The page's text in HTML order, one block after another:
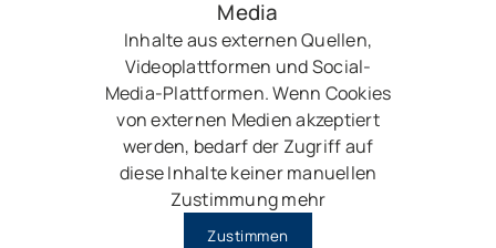
Media
Inhalte aus externen Quellen,
Videoplattformen und Social-
Media-Plattformen. Wenn Cookies
von externen Medien akzeptiert
werden, bedarf der Zugriff auf
diese Inhalte keiner manuellen
Zustimmung mehr
Zustimmen